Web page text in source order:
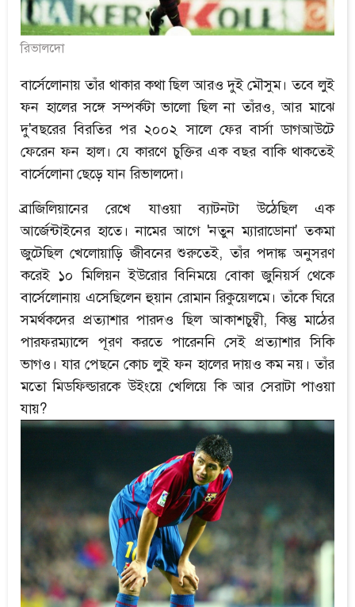
রিভালদো
বার্সেলোনায় তাঁর থাকার কথা ছিল আরও দুই মৌসুম। তবে লুই
ফন হালের সঙ্গে সম্পর্কটা ভালো ছিল না তাঁরও, আর মাঝে
দু'বছরের বিরতির পর ২০০২ সালে ফের বার্সা ডাগআউটে
ফেরেন ফন হাল। যে কারণে চুক্তির এক বছর বাকি থাকতেই
বার্সেলোনা ছেড়ে যান রিভালদো।
ব্রাজিলিয়ানের রেখে যাওয়া ব্যাটনটা উঠেছিল এক
আর্জেন্টাইনের হাতে। নামের আগে 'নতুন ম্যারাডোনা' তকমা
জুটেছিল খেলোয়াড়ি জীবনের শুরুতেই, তাঁর পদাঙ্ক অনুসরণ
করেই ১০ মিলিয়ন ইউরোর বিনিময়ে বোকা জুনিয়র্স থেকে
বার্সেলোনায় এসেছিলেন হুয়ান রোমান রিকুয়েলমে। তাঁকে ঘিরে
সমর্থকদের প্রত্যাশার পারদও ছিল আকাশচুম্বী, কিন্তু মাঠের
পারফরম্যান্সে পূরণ করতে পারেননি সেই প্রত্যাশার সিকি
ভাগও। যার পেছনে কোচ লুই ফন হালের দায়ও কম নয়। তাঁর
মতো মিডফিল্ডারকে উইংয়ে খেলিয়ে কি আর সেরাটা পাওয়া
যায়?